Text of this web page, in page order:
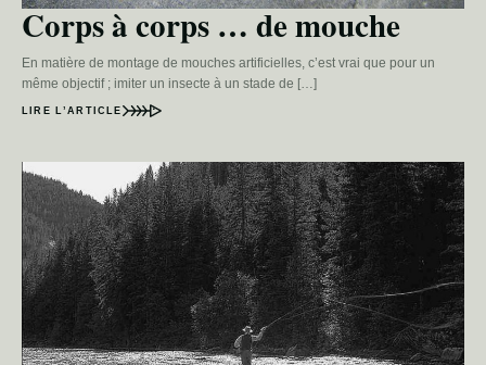
Corps à corps … de mouche
En matière de montage de mouches artificielles, c’est vrai que pour un
même objectif ; imiter un insecte à un stade de […]
LIRE L’ARTICLE